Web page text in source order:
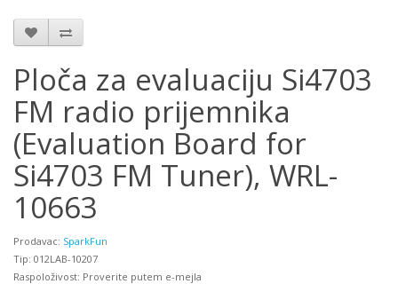
Ploča za evaluaciju Si4703
FM radio prijemnika
(Evaluation Board for
Si4703 FM Tuner), WRL-
10663
Prodavac: SparkFun
Tip: 012LAB-10207
Raspoloživost: Proverite putem e-mejla